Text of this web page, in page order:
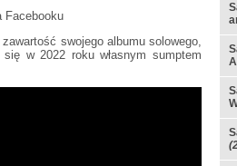
Facebooku
swojego albumu solowego,
się w 2022 roku własnym sumptem